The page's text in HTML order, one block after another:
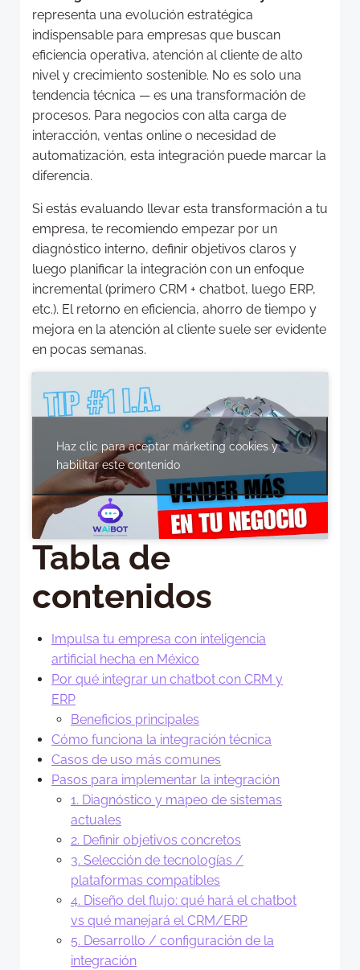
representa una evolución estratégica
indispensable para empresas que buscan
eficiencia operativa, atención al cliente de alto
nivel y crecimiento sostenible. No es solo una
tendencia técnica — es una transformación de
procesos. Para negocios con alta carga de
interacción, ventas online o necesidad de
automatización, esta integración puede marcar la
diferencia.
Si estás evaluando llevar esta transformación a tu
empresa, te recomiendo empezar por un
diagnóstico interno, definir objetivos claros y
luego planificar la integración con un enfoque
incremental (primero CRM + chatbot, luego ERP,
etc.). El retorno en eficiencia, ahorro de tiempo y
mejora en la atención al cliente suele ser evidente
en pocas semanas.
Haz clic para aceptar márketing cookies y
habilitar este contenido
Tabla de
contenidos
Impulsa tu empresa con inteligencia
artificial hecha en México
Por qué integrar un chatbot con CRM y
ERP
Beneficios principales
Cómo funciona la integración técnica
Casos de uso más comunes
Pasos para implementar la integración
1. Diagnóstico y mapeo de sistemas
actuales
2. Definir objetivos concretos
3. Selección de tecnologías /
plataformas compatibles
4. Diseño del flujo: qué hará el chatbot
vs qué manejará el CRM/ERP
5. Desarrollo / configuración de la
integración